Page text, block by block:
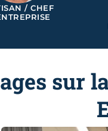
/ CHEF
sur